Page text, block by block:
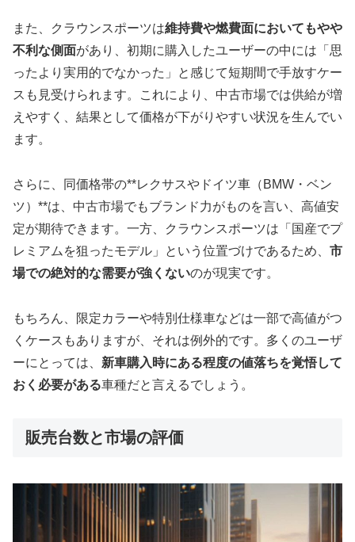
また、クラウンスポーツは維持費や燃費面においてもやや
不利な側面があり、初期に購入したユーザーの中には「思
ったより実用的でなかった」と感じて短期間で手放すケー
スも見受けられます。これにより、中古市場では供給が増
えやすく、結果として価格が下がりやすい状況を生んでい
ます。
さらに、同価格帯の**レクサスやドイツ車（BMW・ベン
ツ）**は、中古市場でもブランド力がものを言い、高値安
定が期待できます。一方、クラウンスポーツは「国産でプ
レミアムを狙ったモデル」という位置づけであるため、 市
場での絶対的な需要が強くないのが現実です。
もちろん、限定カラーや特別仕様車などは一部で高値がつ
くケースもありますが、それは例外的です。多くのユーザ
ーにとっては、 新車購入時にある程度の値落ちを覚悟して
おく必要がある車種だと言えるでしょう。
販売台数と市場の評価